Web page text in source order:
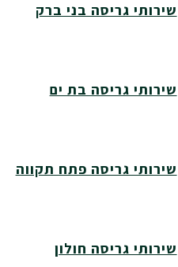
שירותי גריסה בני ברק
שירותי גריסה בת ים
שירותי גריסה פתח תקווה
שירותי גריסה חולון